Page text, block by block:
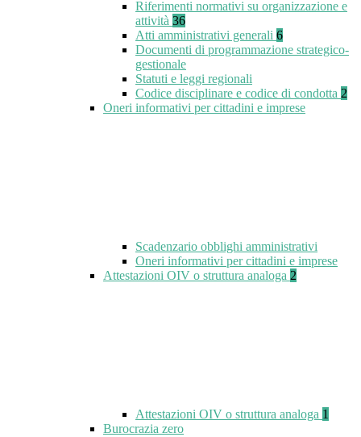
Riferimenti normativi su organizzazione e
attività 36
Atti amministrativi generali 6
Documenti di programmazione strategico-
gestionale
Statuti e leggi regionali
Codice disciplinare e codice di condotta 2
Oneri informativi per cittadini e imprese
Scadenzario obblighi amministrativi
Oneri informativi per cittadini e imprese
Attestazioni OIV o struttura analoga 2
Attestazioni OIV o struttura analoga 1
Burocrazia zero